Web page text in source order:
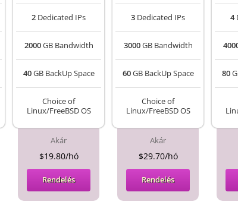
2 Dedicated IPs
2000GB Bandwidth
40GB BackUp Space
Choice of
Linux/FreeBSD OS
Akár
$19.80/hó
Rendelés
3 Dedicated IPs
3000GB Bandwidth
60GB BackUp Space
Choice of
Linux/FreeBSD OS
Akár
$29.70/hó
Rendelés
4
80